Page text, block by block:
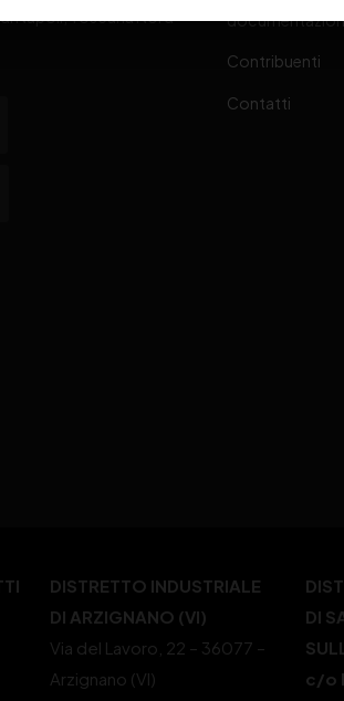
Napoli, Toscana Nord-
Contribuenti
Contatti
DISTRETTO INDUSTRIALE
DI ARZIGNANO (VI)
Via del Lavoro, 22 – 36077 –
Arzignano (VI)
DI
c/o